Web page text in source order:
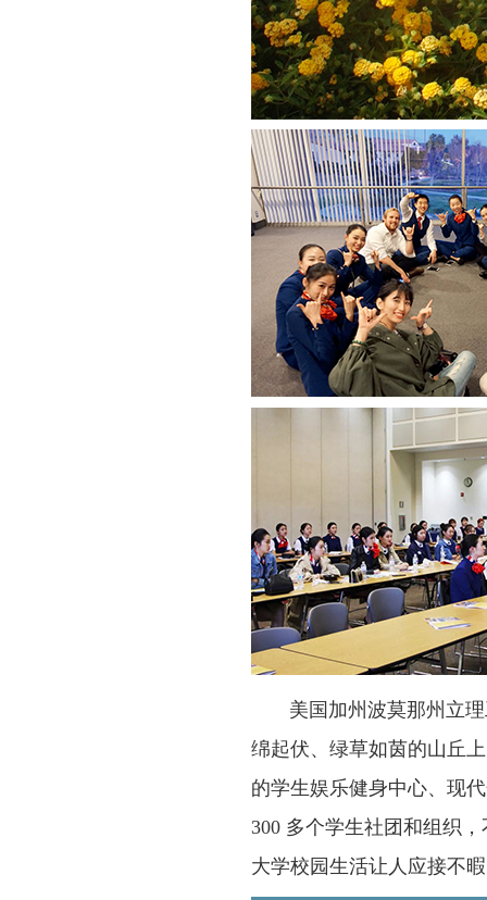
美国加州波莫那州立理
绵起伏、绿草如茵的山丘
的学生娱乐健身中心、现
300 多个学生社团和组织
大学校园生活让人应接不